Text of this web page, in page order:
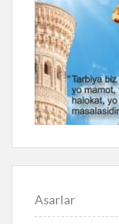
Asarlar